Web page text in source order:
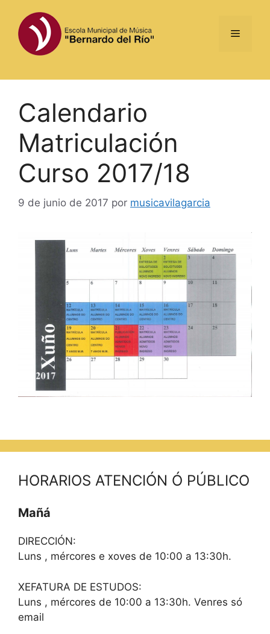
contenido
Menú
Calendario
Matriculación
Curso 2017/18
9 de junio de 2017 por musicavilagarcia
HORARIOS ATENCIÓN Ó PÚBLICO
Mañá
DIRECCIÓN:
Luns , mércores e xoves de 10:00 a 13:30h.
XEFATURA DE ESTUDOS:
Luns , mércores de 10:00 a 13:30h. Venres só
email